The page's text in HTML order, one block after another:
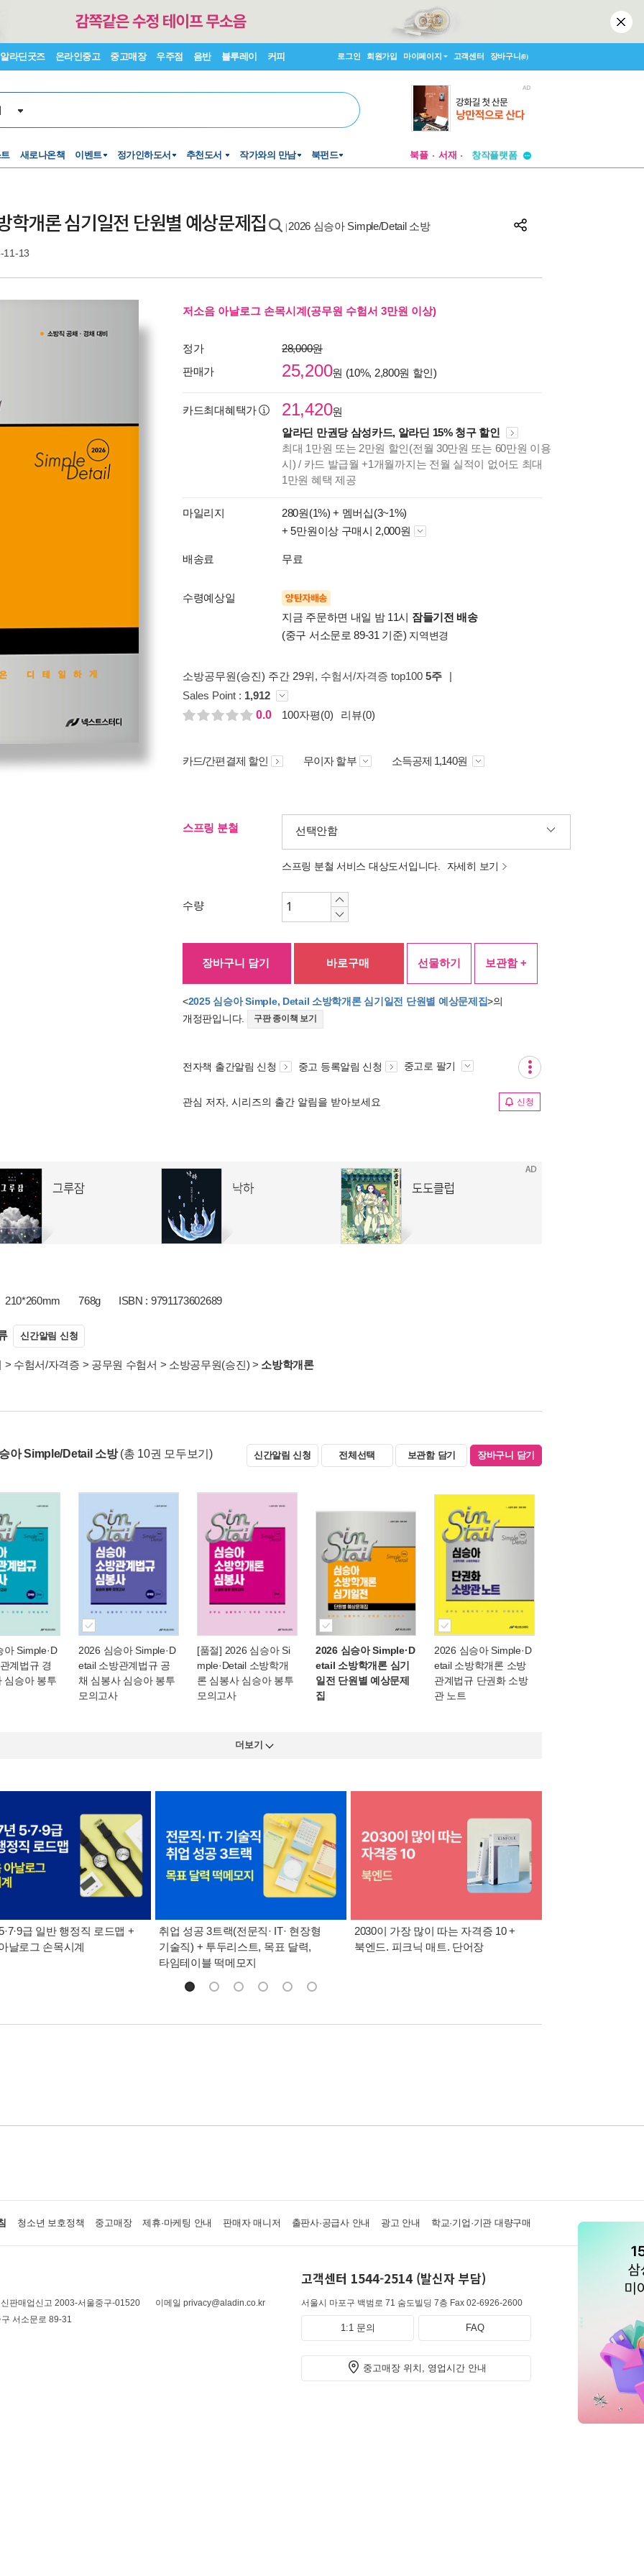
알라딘굿즈 온라인중고 중고매장 우주점 음반 블루레이 커피 로그인 회원가입 마이페이지 고객센터 장바구니(0)
새로나온책 이벤트 정가인하도서 추천도서 작가와의 만남 북펀드 북플 서재
창작플랫폼
학개론 심기일전 단원별 예상문제집 |2026 심승아 Simple/Detail 소방
11-13
저소음 아날로그 손목시계(공무원 수험서 3만원 이상)
정가
28,000원
판매가
25,200원 (10%, 2,800원 할인)
카드최대혜택가 21,420원
알라딘 만권당 삼성카드, 알라딘 15% 청구 할인
최대 1만원 또는 2만원 할인(전월 30만원 또는 60만원 이용
시) / 카드 발급월 +1개월까지는 전월 실적이 없어도 최대
1만원 혜택 제공
마일리지 280원(1%) + 멤버십(3~1%)
+ 5만원이상 구매시 2,000원
배송료 무료
수령예상일 양탄자배송
지금 주문하면 내일 밤 11시 잠들기전 배송
(중구 서소문로 89-31 기준) 지역변경
소방공무원(승진) 주간 29위, 수험서/자격증 top100 5주
|
Sales Point : 1,912
0.0
100자평(0) 리뷰(0)
카드/간편결제 할인 무이자 할부 소득공제 1,140원
스프링 분철 선택안함
스프링 분철 서비스 대상도서입니다. 자세히 보기
수량
장바구니 담기 바로구매 선물하기 보관함 +
<2025 심승아 Simple, Detail 소방학개론 심기일전 단원별 예상문제집>의
개정판입니다.
구판 종이책 보기
전자책 출간알림 신청 중고 등록알림 신청 중고로 팔기
관심 저자, 시리즈의 출간 알림을 받아보세요 신청
210*260mm 768g ISBN : 9791173602689
신간알림 신청
> 수험서/자격증 > 공무원 수험서 > 소방공무원(승진) > 소방학개론
아 Simple/Detail 소방 (총 10권 모두보기) 신간알림 신청 전체선택 보관함 담기 장바구니 담기
아 Simple·D
계법규 경
심승아 봉투
2026 심승아 Simple·D
etail 소방관계법규 공
채 심봉사 심승아 봉투
모의고사
[품절] 2026 심승아 Si
mple·Detail 소방학개
론 심봉사 심승아 봉투
모의고사
2026 심승아 Simple·D
etail 소방학개론 심기
일전 단원별 예상문제
집
2026 심승아 Simple·D
etail 소방학개론 소방
관계법규 단권화 소방
관 노트
더보기
급 일반 행정직 로드맵 +
날로그 손목시계
취업 성공 3트랙(전문직· IT· 현장형
기술직) + 투두리스트, 목표 달력,
타임테이블 떡메모지
2030이 가장 많이 따는 자격증 10 +
북엔드. 피크닉 매트. 단어장
청소년 보호정책 중고매장 제휴·마케팅 안내 판매자 매니저 출판사·공급사 안내 광고 안내 학교·기업·기관 대량구매
판매업신고 2003-서울중구-01520
이메일 privacy@aladin.co.kr
서소문로 89-31
고객센터 1544-2514 (발신자 부담)
서울시 마포구 백범로 71 숨도빌딩 7층 Fax 02-6926-2600
1:1 문의 FAQ
중고매장 위치, 영업시간 안내